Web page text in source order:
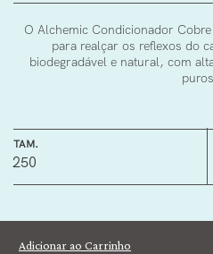
O Alchemic Condicionador
para realçar os reflexos do
biodegradável e natural, com
Adicionar ao Carrinho
TAM.
250